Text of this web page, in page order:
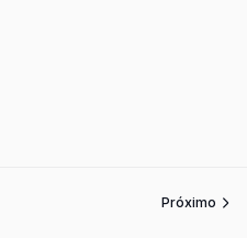
Próximo